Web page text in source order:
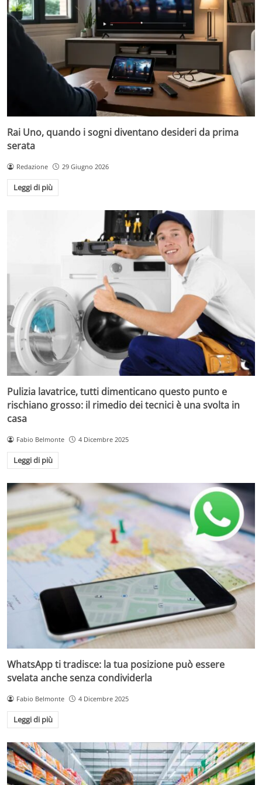
Rai Uno, quando i sogni diventano desideri da prima
serata
Redazione 29 Giugno 2026
Leggi di più
Pulizia lavatrice, tutti dimenticano questo punto e
rischiano grosso: il rimedio dei tecnici è una svolta in
casa
Fabio Belmonte 4 Dicembre 2025
Leggi di più
WhatsApp ti tradisce: la tua posizione può essere
svelata anche senza condividerla
Fabio Belmonte 4 Dicembre 2025
Leggi di più